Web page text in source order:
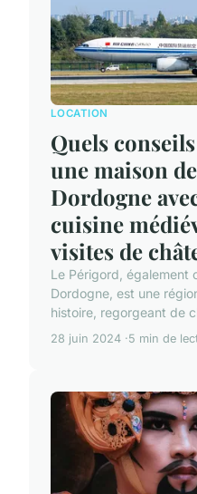
LOCATION
Quels
une maison
Dordogne
cuisine
visites de
Le Périgord, également
Dordogne, est une
histoire, regorgeant de
28 juin 2024 5 min de